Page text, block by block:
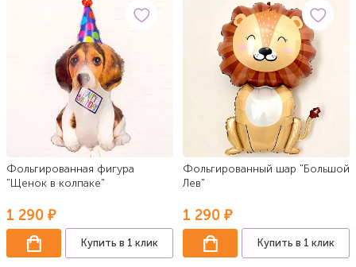
Фольгированная фигура
"Щенок в колпаке"
1 290 ₽
Купить в 1 клик
Фольгированный шар "Большой
Лев"
1 290 ₽
Купить в 1 клик